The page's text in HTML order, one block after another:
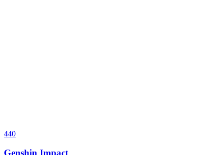
440
Genshin Impact